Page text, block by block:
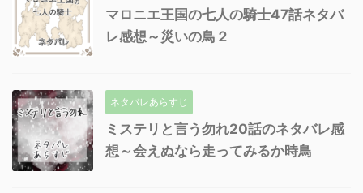
マロニエ王国の七人の騎士47話ネタバ
レ感想～災いの鳥２
ネタバレあらすじ
ミステリと言う勿れ20話のネタバレ感
想～会えぬなら走ってみるか時鳥